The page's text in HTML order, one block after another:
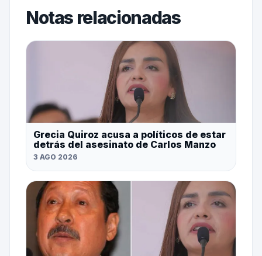
Notas relacionadas
Grecia Quiroz acusa a políticos de estar
detrás del asesinato de Carlos Manzo
3 AGO 2026